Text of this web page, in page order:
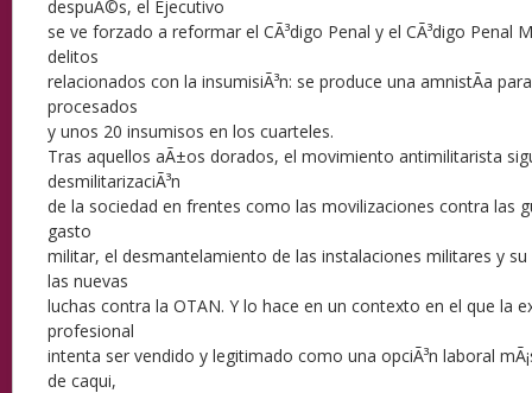
despuÃ©s, el Ejecutivo
se ve forzado a reformar el CÃ³digo Penal y el CÃ³digo Penal
delitos
relacionados con la insumisiÃ³n: se produce una amnistÃ­a
procesados
y unos 20 insumisos en los cuarteles.
Tras aquellos aÃ±os dorados, el movimiento antimilitarista
desmilitarizaciÃ³n
de la sociedad en frentes como las movilizaciones contra las
gasto
militar, el desmantelamiento de las instalaciones militares y su
las nuevas
luchas contra la OTAN. Y lo hace en un contexto en el que la
profesional
intenta ser vendido y legitimado como una opciÃ³n laboral
de caqui,